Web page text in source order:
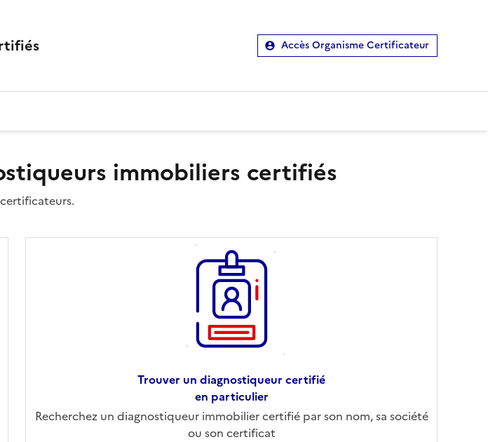
Accès Organisme Certificateur
immobiliers certifiés
Trouver un diagnostiqueur certifié
en particulier
Recherchez un diagnostiqueur immobilier certifié par son nom, sa société
ou son certificat